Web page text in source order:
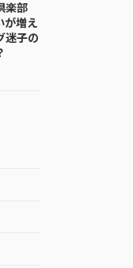
楽部
が増え
迷子の